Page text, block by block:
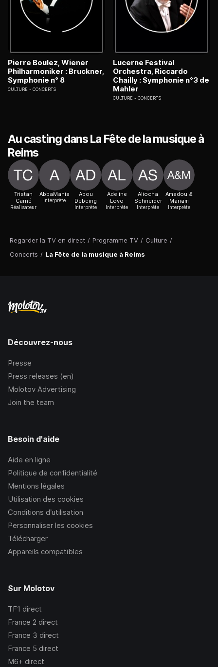
Regarder la TV en direct / Programme TV / Culture /
Concerts / La Fête de la musique à Reims
Pierre Boulez, Wiener
Philharmoniker : Bruckner,
Symphonie n° 8
CULTURE CONCERTS
Lucerne Festival
Orchestra, Riccardo
Chailly : Symphonie n°3 de
Mahler
CULTURE CONCERTS
Au casting dans La Fête de la musique à
Reims
Tristan
Carné
Réalisateur
AbbaMania
Interprète
Abou
Debeing
Interprète
Adeline
Lovo
Interprète
Aliocha
Schneider
Interprète
Amadou &
Mariam
Interprète
Découvrez-nous
Presse
Press releases (en)
Molotov Advertising
Join the team
Besoin d'aide
Aide en ligne
Politique de confidentialité
Mentions légales
Utilisation des cookies
Conditions d’utilisation
Personnaliser les cookies
Télécharger
Appareils compatibles
Sur Molotov
TF1 direct
France 2 direct
France 3 direct
France 5 direct
M6+ direct